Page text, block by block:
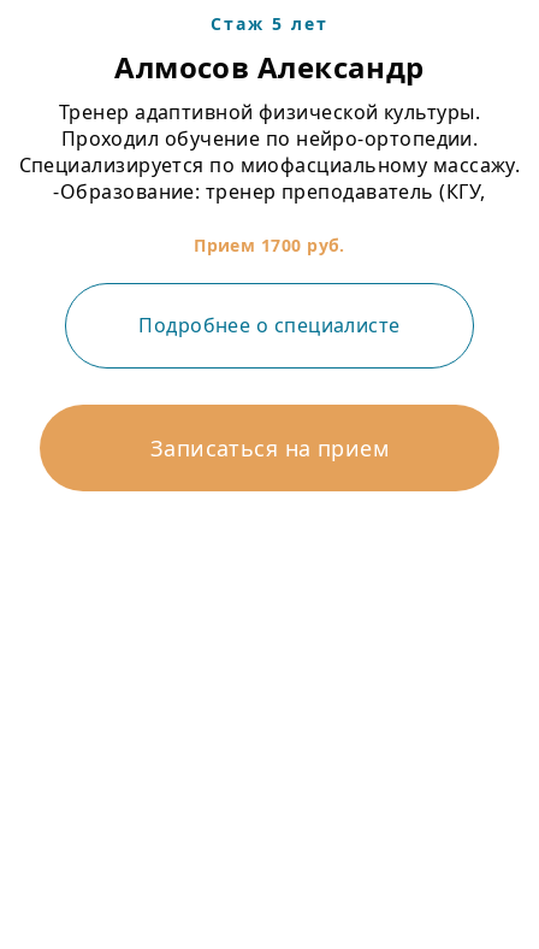
Стаж 5 лет
Алмосов Александр
Тренер адаптивной физической культуры.
Проходил обучение по нейро-ортопедии.
Специализируется по миофасциальному массажу.
-Образование: тренер преподаватель (КГУ,
Медицинский Колледж (Сестринское дело) -Судья
по становой тяге -КМС по жиму лежа
Прием 1700 руб.
Подробнее о специалисте
Записаться на прием